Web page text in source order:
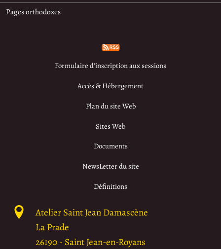
Pages orthodoxes
Formulaire d’inscription aux sessions
Accès & Hébergement
Plan du site Web
Sites Web
Documents
NewsLetter du site
Définitions
Atelier Saint Jean Damascène
La Prade
26190- Saint Jean-en-Royans